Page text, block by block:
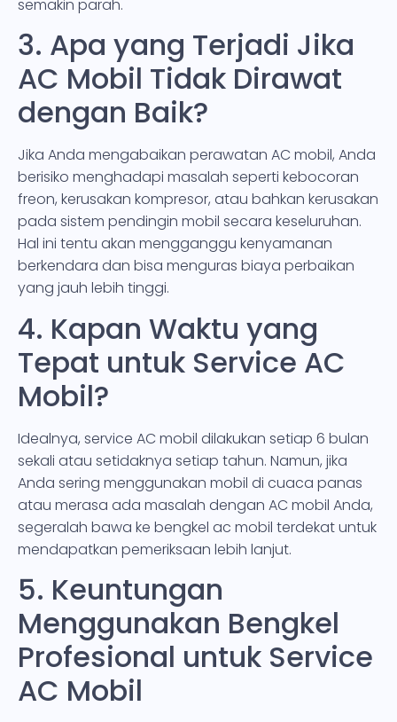
semakin parah.
3. Apa yang Terjadi Jika
AC Mobil Tidak Dirawat
dengan Baik?
Jika Anda mengabaikan perawatan AC mobil, Anda
berisiko menghadapi masalah seperti kebocoran
freon, kerusakan kompresor, atau bahkan kerusakan
pada sistem pendingin mobil secara keseluruhan.
Hal ini tentu akan mengganggu kenyamanan
berkendara dan bisa menguras biaya perbaikan
yang jauh lebih tinggi.
4. Kapan Waktu yang
Tepat untuk Service AC
Mobil?
Idealnya, service AC mobil dilakukan setiap 6 bulan
sekali atau setidaknya setiap tahun. Namun, jika
Anda sering menggunakan mobil di cuaca panas
atau merasa ada masalah dengan AC mobil Anda,
segeralah bawa ke bengkel ac mobil terdekat untuk
mendapatkan pemeriksaan lebih lanjut.
5. Keuntungan
Menggunakan Bengkel
Profesional untuk Service
AC Mobil